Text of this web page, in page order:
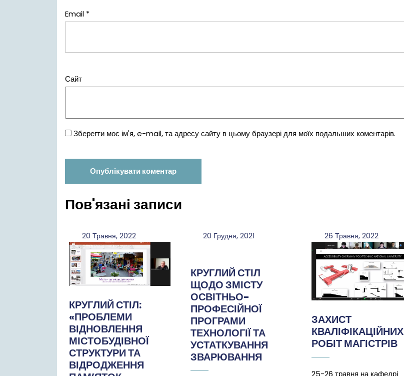
Email *
Сайт
Зберегти моє ім'я, e-mail, та адресу сайту в цьому браузері для моїх подальших коментарів.
Пов'язані записи
20 Травня, 202220
Травня,
2022
КРУГЛИЙ СТІЛ:
«ПРОБЛЕМИ
ВІДНОВЛЕННЯ
МІСТОБУДІВНОЇ
СТРУКТУРИ ТА
ВІДРОДЖЕННЯ
20 Грудня, 2021
КРУГЛИЙ СТІЛ
ЩОДО ЗМІСТУ
ОСВІТНЬО-
ПРОФЕСІЙНОЇ
ПРОГРАМИ
ТЕХНОЛОГІЇ ТА
УСТАТКУВАННЯ
ЗВАРЮВАННЯ
26 Травня, 202226
Травня,
2022
ЗАХИСТ
КВАЛІФІКАЦІЙНИХ
РОБІТ МАГІСТРІВ
25-26 травня на кафедрі